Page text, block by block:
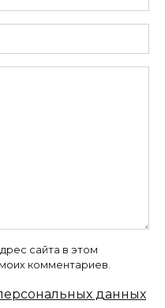
сайта в этом
комментариев.
данных